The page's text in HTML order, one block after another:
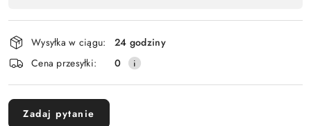
płatność
i
dostawa
Wysyłka w ciągu:
24 godziny
Cena przesyłki:
0
Zadaj pytanie